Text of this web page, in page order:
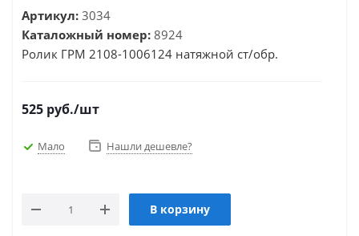
Артикул: 3034
Каталожный номер: 8924
Ролик ГРМ 2108-1006124 натяжной ст/обр.
525 руб./шт
Мало Нашли дешевле?
В корзину